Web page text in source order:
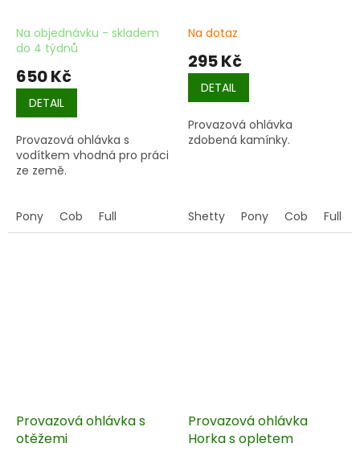
Na objednávku - skladem
do 4 týdnů
650 Kč
DETAIL
Provazová ohlávka s
vodítkem vhodná pro práci
ze země.
Pony Cob Full
Na dotaz
295 Kč
DETAIL
Provazová ohlávka
zdobená kamínky.
Shetty Pony Cob Full
Provazová ohlávka s
otěžemi
Provazová ohlávka
Horka s opletem